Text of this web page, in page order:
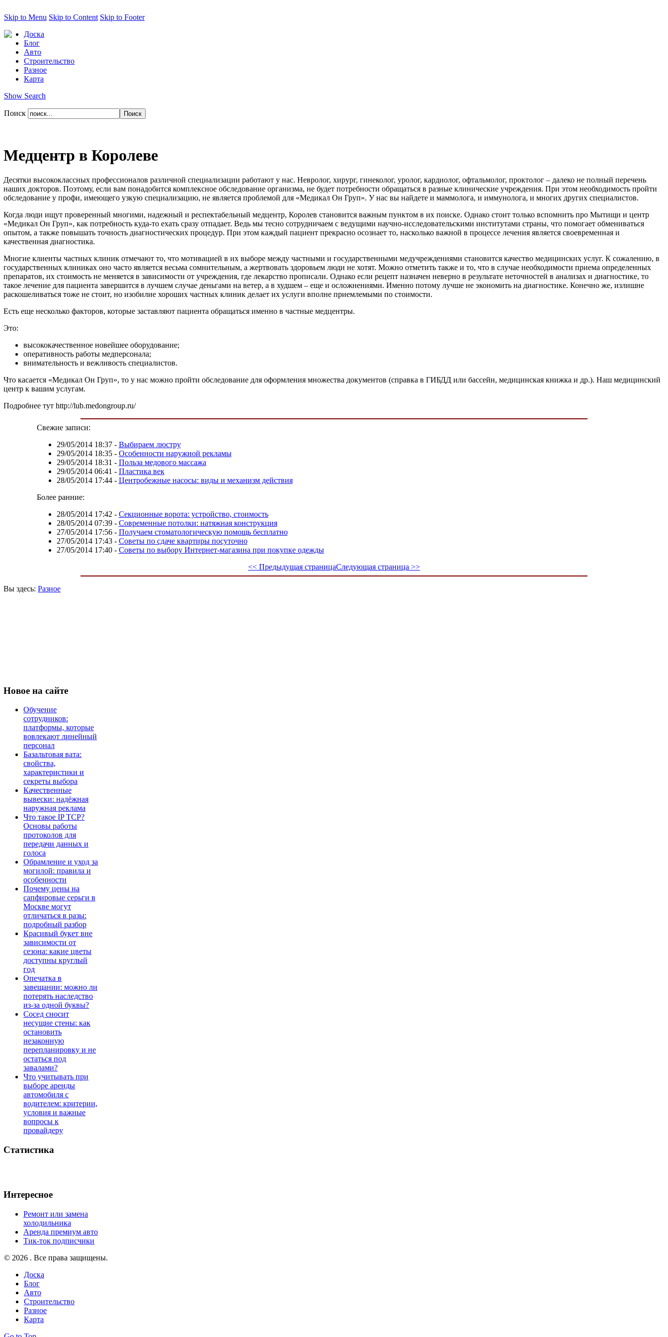
Skip to Menu Skip to Content Skip to Footer
Доска
Блог
Авто
Строительство
Разное
Карта
Show Search
Поиск
Медцентр в Королеве
Десятки высококлассных профессионалов различной специализации работают у нас. Невролог, хирург, гинеколог, уролог, кардиолог, офтальмолог, проктолог – далеко не полный перечень
наших докторов. Поэтому, если вам понадобится комплексное обследование организма, не будет потребности обращаться в разные клинические учреждения. При этом необходимость пройти
обследование у профи, имеющего узкую специализацию, не является проблемой для «Медикал Он Груп». У нас вы найдете и маммолога, и иммунолога, и многих других специалистов.
Когда люди ищут проверенный многими, надежный и респектабельный медцентр, Королев становится важным пунктом в их поиске. Однако стоит только вспомнить про Мытищи и центр
«Медикал Он Груп», как потребность куда-то ехать сразу отпадает. Ведь мы тесно сотрудничаем с ведущими научно-исследовательскими институтами страны, что помогает обмениваться
опытом, а также повышать точность диагностических процедур. При этом каждый пациент прекрасно осознает то, насколько важной в процессе лечения является своевременная и
качественная диагностика.
Многие клиенты частных клиник отмечают то, что мотивацией в их выборе между частными и государственными медучреждениями становится качество медицинских услуг. К сожалению, в
государственных клиниках оно часто является весьма сомнительным, а жертвовать здоровьем люди не хотят. Можно отметить также и то, что в случае необходимости приема определенных
препаратов, их стоимость не меняется в зависимости от учреждения, где лекарство прописали. Однако если рецепт назначен неверно в результате неточностей в анализах и диагностике, то
такое лечение для пациента завершится в лучшем случае деньгами на ветер, а в худшем – еще и осложнениями. Именно потому лучше не экономить на диагностике. Конечно же, излишне
раскошеливаться тоже не стоит, но изобилие хороших частных клиник делает их услуги вполне приемлемыми по стоимости.
Есть еще несколько факторов, которые заставляют пациента обращаться именно в частные медцентры.
Это:
высококачественное новейшее оборудование;
оперативность работы медперсонала;
внимательность и вежливость специалистов.
Что касается «Медикал Он Груп», то у нас можно пройти обследование для оформления множества документов (справка в ГИБДД или бассейн, медицинская книжка и др.). Наш медицинский
центр к вашим услугам.
Подробнее тут http://lub.medongroup.ru/
Свежие записи:
29/05/2014 18:37- Выбираем люстру
29/05/2014 18:35- Особенности наружной рекламы
29/05/2014 18:31 - Польза медового массажа
29/05/2014 06:41 - Пластика век
28/05/2014 17:44- Центробежные насосы: виды и механизм действия
Более ранние:
28/05/2014 17:42 - Секционные ворота: устройство, стоимость
28/05/2014 07:39- Современные потолки: натяжная конструкция
27/05/2014 17:56- Получаем стоматологическую помощь бесплатно
27/05/2014 17:43- Советы по сдаче квартиры посуточно
27/05/2014 17:40- Советы по выбору Интернет-магазина при покупке одежды
<< Предыдущая страницаСледующая страница >>
Вы здесь: Разное
Новое на сайте
Обучение
сотрудников:
платформы, которые
вовлекают линейный
персонал
Базальтовая вата:
свойства,
характеристики и
секреты выбора
Качественные
вывески: надёжная
наружная реклама
Что такое IP TCP?
Основы работы
протоколов для
передачи данных и
голоса
Обрамление и уход за
могилой: правила и
особенности
Почему цены на
сапфировые серьги в
Москве могут
отличаться в разы:
подробный разбор
Красивый букет вне
зависимости от
сезона: какие цветы
доступны круглый
год
Опечатка в
завещании: можно ли
потерять наследство
из-за одной буквы?
Сосед сносит
несущие стены: как
остановить
незаконную
перепланировку и не
остаться под
завалами?
Что учитывать при
выборе аренды
автомобиля с
водителем: критерии,
условия и важные
вопросы к
провайдеру
Статистика
Интересное
Ремонт или замена
холодильника
Аренда премиум авто
Тик-ток подписчики
© 2026 . Все права защищены.
Доска
Блог
Авто
Строительство
Разное
Карта